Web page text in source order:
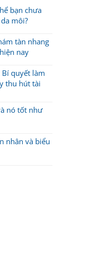
bạn chưa
môi?
tàn nhang
nay
Bí quyết làm
thu hút tài
nó tốt như
nhân và biểu